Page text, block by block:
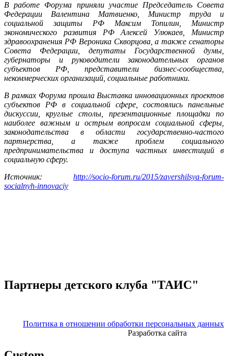
В работе Форума приняли участие Председатель Совета
Федерации Валентина Матвиенко, Министр труда и
социальной защиты РФ Максим Топилин, Министр
экономического развития РФ Алексей Улюкаев, Министр
здравоохранения РФ Вероника Скворцова, а также сенаторы
Совета Федерации, депутаты Государственной думы,
губернаторы и руководители законодательных органов
субъектов РФ, представители бизнес-сообщества,
некоммерческих организаций, социальные работники.
В рамках Форума прошла Выставка инновационных проектов
субъектов РФ в социальной сфере, состоялись панельные
дискуссии, круглые столы, презентационные площадки по
наиболее важным и острым вопросам социальной сферы,
законодательства в области государственно-частого
партнерства, а также проблем социального
предпринимательства и доступа частных инвестиций в
социальную сферу.
Источник: http://socio-forum.ru/2015/zavershilsya-forum-
socialnyh-innovaciy
Партнеры детского клуба "ТАИС"
Политика в отношении обработки персональных данных
Разработка сайта